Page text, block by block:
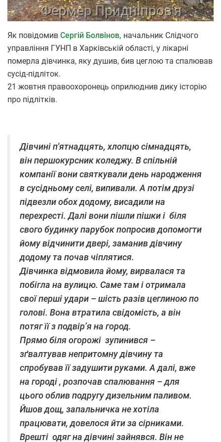
Як повідомив Сергій Болвінов, начальник Слідчого
управління ГУНП в Харківській області, у лікарні
померла дівчинка, яку душив, бив цеглою та спалював
сусід-підліток.
21 жовтня правоохоронець оприлюднив дику історію
про підлітків.
Дівчині п'ятнадцять, хлопцю сімнадцять,
він першокурсник коледжу. В спільній
компанії вони святкували день народження
в сусідньому селі, випивали. А потім друзі
підвезли обох додому, висадили на
перехресті. Далі вони пішли пішки і біля
свого будинку парубок попросив допомогти
йому відчинити двері, заманив дівчину
додому та почав чіплятися.
Дівчинка відмовила йому, вирвалася та
побігла на вулицю. Саме там і отримала
свої перші удари – шість разів цеглиною по
голові. Вона втратила свідомість, а він
потяг її з подвір’я на город.
Прямо біля огорожі зупинився –
зґвалтував непритомну дівчину та
спробував її задушити руками. А далі, вже
на городі , розпочав спалювання – для
цього облив подругу дизельним паливом.
Йшов дощ, запальничка не хотіла
працювати, довелося йти за сірниками.
Врешті одяг на дівчині зайнявся. Він не